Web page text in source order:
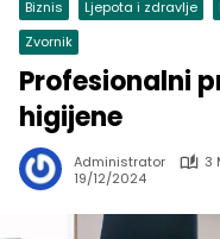
Biznis Ljepota i zdravlje
Zvornik
Profesionalni
higijene
Administrator
3
19/12/2024